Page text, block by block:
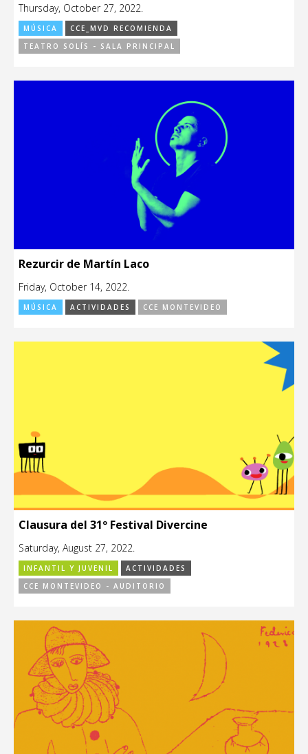
Thursday, October 27, 2022.
MÚSICA
CCE_MVD RECOMIENDA
TEATRO SOLÍS - SALA PRINCIPAL
Rezurcir de Martín Laco
Friday, October 14, 2022.
MÚSICA ACTIVIDADES CCE MONTEVIDEO
Clausura del 31º Festival Divercine
Saturday, August 27, 2022.
INFANTIL Y JUVENIL
ACTIVIDADES
CCE MONTEVIDEO - AUDITORIO